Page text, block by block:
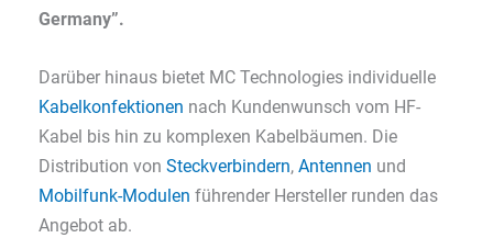
Germany”.
Darüber hinaus bietet MC Technologies individuelle
Kabelkonfektionen nach Kundenwunsch vom HF-
Kabel bis hin zu komplexen Kabelbäumen. Die
Distribution von Steckverbindern, Antennen und
Mobilfunk-Modulen führender Hersteller runden das
Angebot ab.